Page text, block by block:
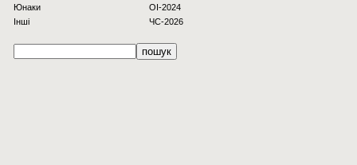
Юнаки
Інші
OI-2024
ЧС-2026